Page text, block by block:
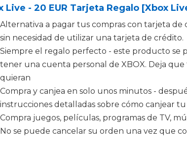
Live - 20 EUR Tarjeta Regalo [Xbox
Alternativa a pagar tus compras con tarjeta
sin necesidad de utilizar una tarjeta de crédito.
Siempre el regalo perfecto - este producto se
tener una cuenta personal de XBOX. Deja
quieran
Compra y canjea en solo unos minutos -
instrucciones detalladas sobre cómo canjear tu
Compra juegos, películas, programas de TV,
No se puede cancelar su orden una vez que